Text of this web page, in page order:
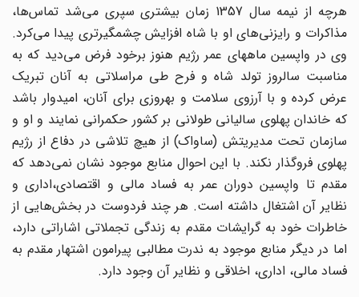
هرچه از نیمه سال 1357 زمان بیشتری سپری می‌شد تماس‌ها،
مذاکرات و رایزنی‌های او با شاه افزایش چشمگیرتری پیدا می‌کرد.
وی در واپسین ماههای عمر رژیم هنوز برخود فرض می‌دید که به
مناسبت سالروز تولد شاه و فرح طی مراسلاتی به آنان تبریک
عرض کرده و با آرزوی سلامت و بهروزی برای آنان، امیدوار باشد
که خاندان پهلوی سالیانی طولانی بر کشور حکمرانی نمایند و او و
سازمان تحت مدیریتش (ساواک) از هیچ تلاشی در دفاع از رژیم
پهلوی فروگذار نکند. با این احوال منابع موجود نشان نمی‌دهد که
مقدم تا واپسین دوران عمر به فساد مالی و اقتصادی،‌اداری و
نظایر آن اشتغال داشته است. هر چند فردوست در بخش‌هایی از
خاطرات خود به گرایشات مقدم به زندگی تجملاتی اشاراتی دارد،
اما در دیگر منابع موجود به ندرت مطالبی پیرامون اشتهار مقدم به
فساد مالی، اداری، اخلاقی و نظایر آن وجود دارد.